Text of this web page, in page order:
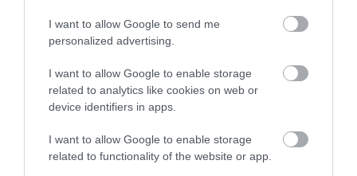
I want to allow Google to send me
personalized advertising.
I want to allow Google to enable storage
related to analytics like cookies on web or
device identifiers in apps.
I want to allow Google to enable storage
related to functionality of the website or app.
IMDb